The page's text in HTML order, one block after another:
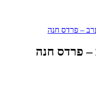
– פרדס חנה
– פרדס חנה